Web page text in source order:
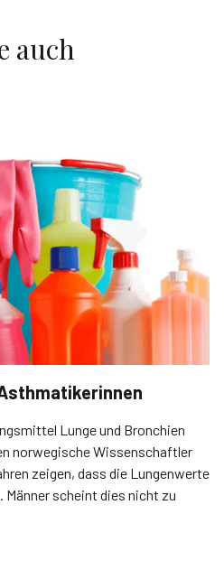
auch
Lunge und Bronchien
norwegische Wissenschaftler
zeigen, dass die Lungenwerte
Männer scheint dies nicht zu